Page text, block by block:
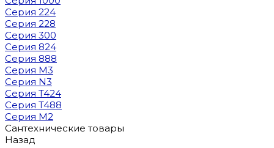
Серия 224
Серия 228
Серия 300
Серия 824
Серия 888
Серия M3
Серия N3
Серия T424
Серия T488
Серия М2
Сантехнические товары
Назад